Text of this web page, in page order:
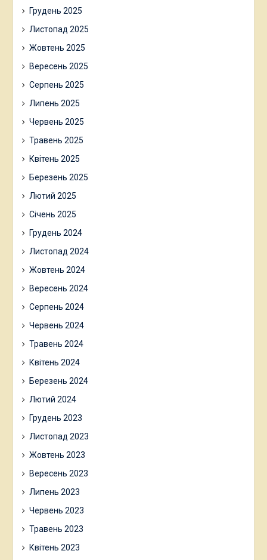
Грудень 2025
Листопад 2025
Жовтень 2025
Вересень 2025
Серпень 2025
Липень 2025
Червень 2025
Травень 2025
Квітень 2025
Березень 2025
Лютий 2025
Січень 2025
Грудень 2024
Листопад 2024
Жовтень 2024
Вересень 2024
Серпень 2024
Червень 2024
Травень 2024
Квітень 2024
Березень 2024
Лютий 2024
Грудень 2023
Листопад 2023
Жовтень 2023
Вересень 2023
Липень 2023
Червень 2023
Травень 2023
Квітень 2023